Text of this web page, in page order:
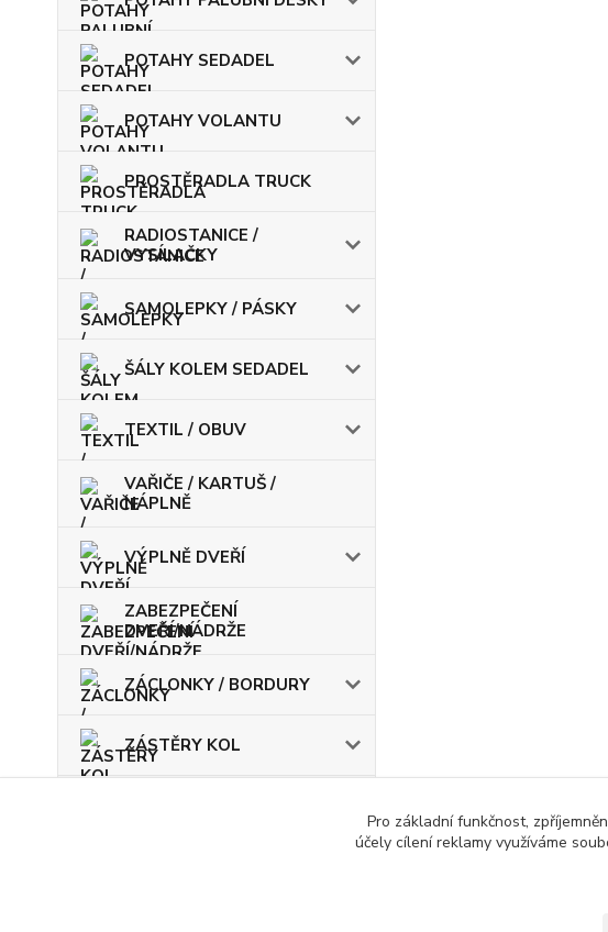
POTAHY SEDADEL
POTAHY VOLANTU
PROSTĚRADLA TRUCK
RADIOSTANICE /
VYSÍLAČKY
SAMOLEPKY / PÁSKY
ŠÁLY KOLEM SEDADEL
TEXTIL / OBUV
VAŘIČE / KARTUŠ /
NÁPLNĚ
VÝPLNĚ DVEŘÍ
ZABEZPEČENÍ
DVEŘÍ/NÁDRŽE
ZÁCLONKY / BORDURY
ZÁSTĚRY KOL
Pro základní funkčnost,
účely cílení reklamy využíváme